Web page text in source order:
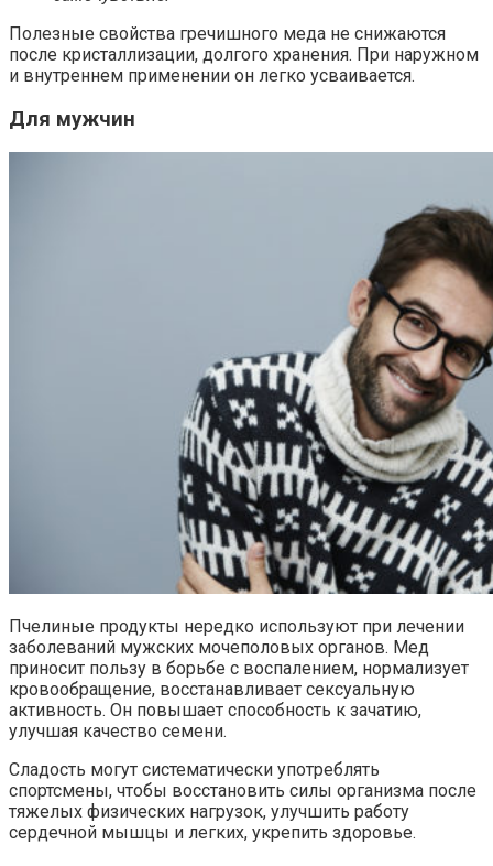
Полезные свойства гречишного меда не снижаются
после кристаллизации, долгого хранения. При наружном
и внутреннем применении он легко усваивается.
Для мужчин
Пчелиные продукты нередко используют при лечении
заболеваний мужских мочеполовых органов. Мед
приносит пользу в борьбе с воспалением, нормализует
кровообращение, восстанавливает сексуальную
активность. Он повышает способность к зачатию,
улучшая качество семени.
Сладость могут систематически употреблять
спортсмены, чтобы восстановить силы организма после
тяжелых физических нагрузок, улучшить работу
сердечной мышцы и легких, укрепить здоровье.